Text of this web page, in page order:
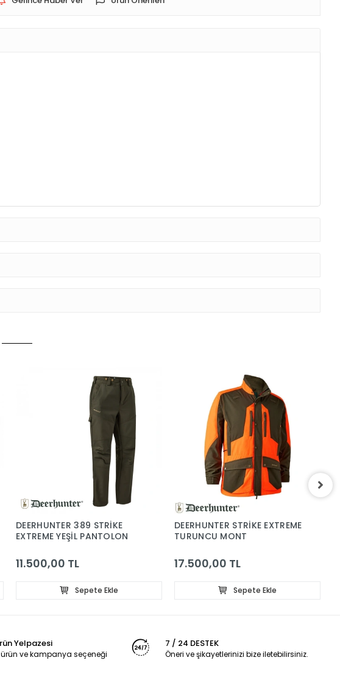
DEERHUNTER 389 STRİKE
EXTREME YEŞİL PANTOLON
11.500,00 TL
Sepete Ekle
DEERHUNTER STRİKE EXTREME
TURUNCU MONT
17.500,00 TL
Sepete Ekle
Yelpazesi
ve kampanya seçeneği
7 / 24 DESTEK
Öneri ve şikayetlerinizi bize iletebilirsiniz.